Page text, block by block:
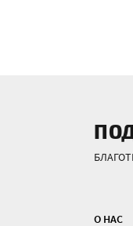
О НАС